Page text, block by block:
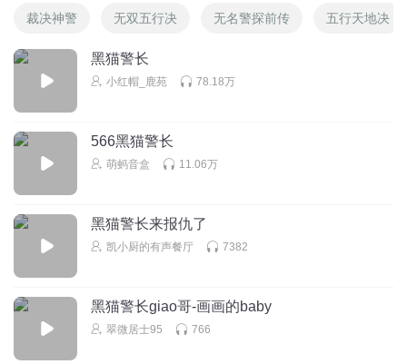
裁决神警 无双五行决 无名警探前传 五行天地决
黑猫警长
小红帽_鹿苑 78.18万
566黑猫警长
萌蚂音盒 11.06万
黑猫警长来报仇了
凯小厨的有声餐厅 7382
黑猫警长giao哥-画画的baby
翠微居士95 766